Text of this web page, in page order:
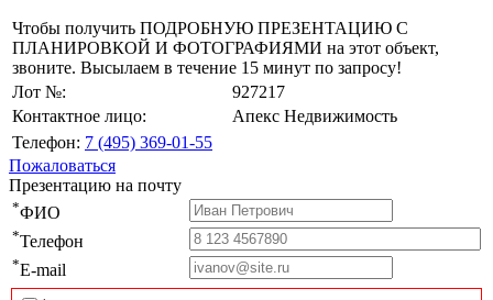
Чтобы получить ПОДРОБНУЮ ПРЕЗЕНТАЦИЮ С
ПЛАНИРОВКОЙ И ФОТОГРАФИЯМИ на этот объект,
звоните. Высылаем в течение 15 минут по запросу!
Лот №:
927217
Контактное лицо:
Апекс Недвижимость
Телефон: 7 (495) 369-01-55
Пожаловаться
Презентацию на почту
*ФИО
*Телефон
*E-mail